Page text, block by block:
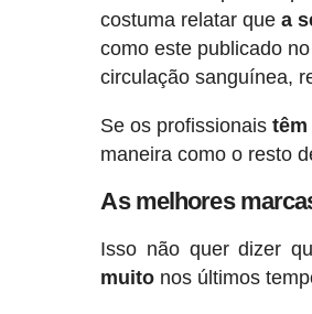
costuma relatar que a
como este publicado
circulação sanguínea,
Se os profissionais
maneira como o resto
As melhores
Isso não quer dizer
muito nos últimos